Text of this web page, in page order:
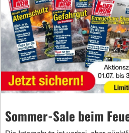
Sommer-Sale beim